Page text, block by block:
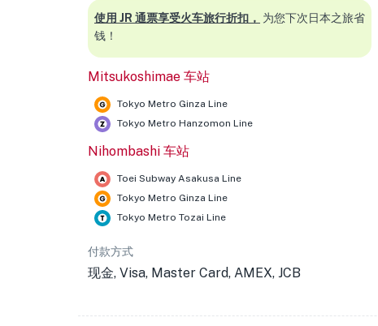
使用 JR 通票享受火车旅行折扣， 为您下次日本之旅省
钱！
Mitsukoshimae 车站
Tokyo Metro Ginza Line
Tokyo Metro Hanzomon Line
Nihombashi 车站
Toei Subway Asakusa Line
Tokyo Metro Ginza Line
Tokyo Metro Tozai Line
付款方式
现金, Visa, Master Card, AMEX, JCB